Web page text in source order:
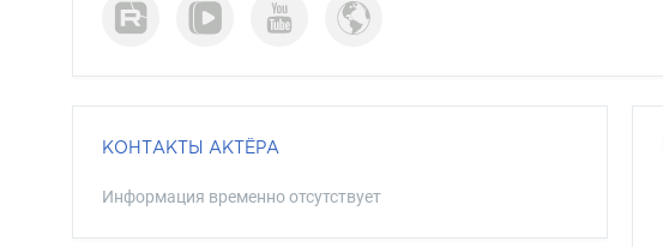
КОНТАКТЫ АКТЁРА
Информация временно отсутствует